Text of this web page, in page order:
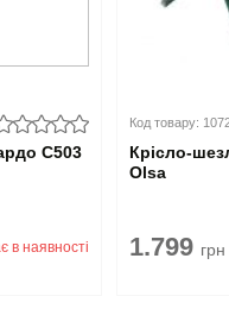
С503
в наявності
Код товару:
Крісло-
Olsa
1.799 грн